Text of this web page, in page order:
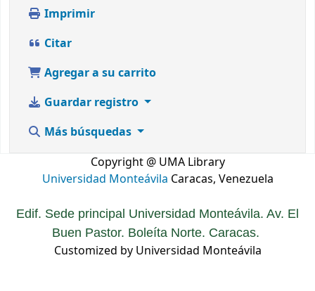
Imprimir
Citar
Agregar a su carrito
Guardar registro
Más búsquedas
Copyright @ UMA Library
Universidad Monteávila Caracas, Venezuela
Edif. Sede principal Universidad Monteávila. Av. El
Buen Pastor. Boleíta Norte. Caracas.
Customized by Universidad Monteávila